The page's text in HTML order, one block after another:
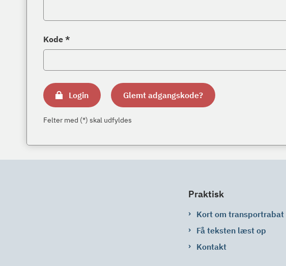
Kode *
Login Glemt adgangskode?
Felter med (*) skal udfyldes
Praktisk
Kort om transportrabat
Få teksten læst op
Kontakt